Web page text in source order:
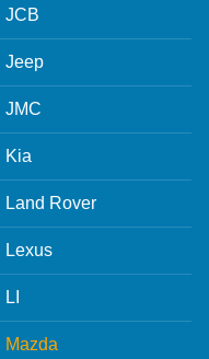
JCB
Jeep
JMC
Kia
Land Rover
Lexus
LI
Mazda